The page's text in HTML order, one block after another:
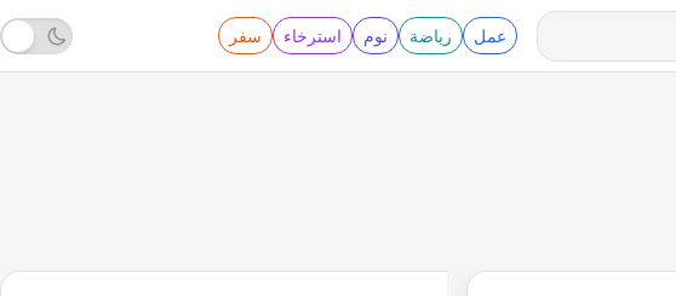
عمل رياضة نوم استرخاء سفر